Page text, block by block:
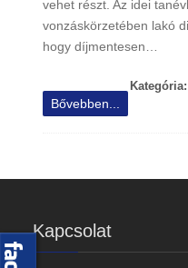
vehet részt. Az idei
vonzáskörzetében lakó
hogy díjmentesen…
Kategória:
Bővebben...
Kapcsolat